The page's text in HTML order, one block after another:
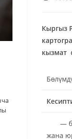
Кыргыз
кызмат
—
жана